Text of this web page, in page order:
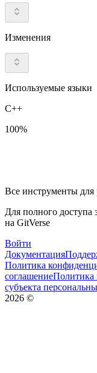
Изменения
Используемые языки
C++
100%
Все инструменты для
Для полного доступа
на GitVerse
Войти
Документация
Политика
соглашениеПолитика
субъекта
2026 ©